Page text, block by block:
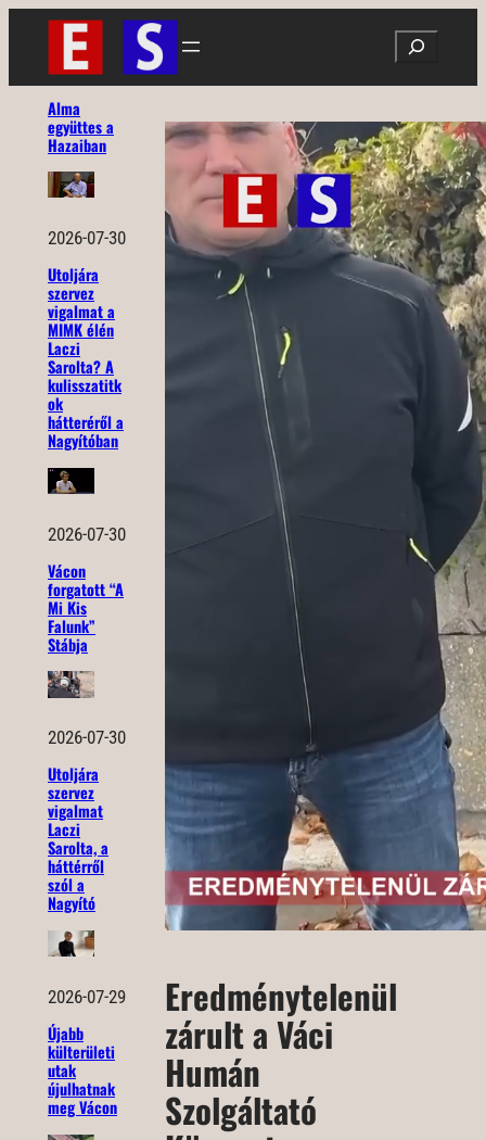
Ugrás
tartalomhoz
Search
Alma
együttes a
Hazaiban
2026-07-30
Utoljára
szervez
vigalmat a
MIMK élén
Laczi
Sarolta? A
kulisszatitk
ok
hátteréről a
Nagyítóban
2026-07-30
Vácon
forgatott “A
Mi Kis
Falunk”
Stábja
2026-07-30
Utoljára
szervez
vigalmat
Laczi
Sarolta, a
háttérről
szól a
Nagyító
2026-07-29
Újabb
külterületi
utak
újulhatnak
meg Vácon
Eredménytelenül
zárult a Váci
Humán
Szolgáltató